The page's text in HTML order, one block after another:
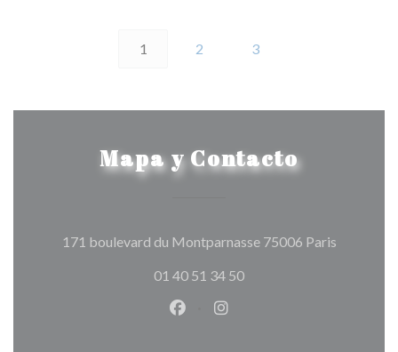
1 2 3
Mapa y Contacto
171 boulevard du Montparnasse 75006 Paris((abre en
01 40 51 34 50
Facebook ((abre en una nueva
Instagram ((abre en una